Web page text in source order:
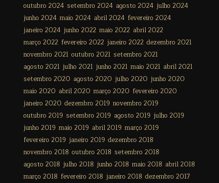
outubro 2024 setembro 2024 agosto 2024 julho 2024
junho 2024 maio 2024 abril 2024 fevereiro 2024
janeiro 2024 junho 2022 maio 2022 abril 2022
março 2022 fevereiro 2022 janeiro 2022 dezembro 2021
novembro 2021 outubro 2021 setembro 2021
agosto 2021 julho 2021 junho 2021 maio 2021 abril 2021
setembro 2020 agosto 2020 julho 2020 junho 2020
maio 2020 abril 2020 março 2020 fevereiro 2020
janeiro 2020 dezembro 2019 novembro 2019
outubro 2019 setembro 2019 agosto 2019 julho 2019
junho 2019 maio 2019 abril 2019 março 2019
fevereiro 2019 janeiro 2019 dezembro 2018
novembro 2018 outubro 2018 setembro 2018
agosto 2018 julho 2018 junho 2018 maio 2018 abril 2018
março 2018 fevereiro 2018 janeiro 2018 dezembro 2017